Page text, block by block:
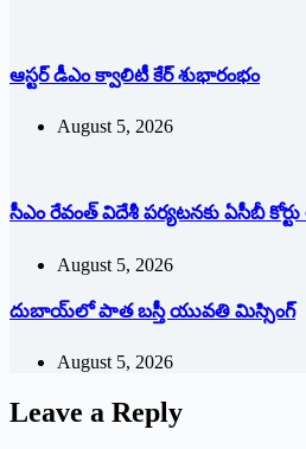
ఆస్టర్ డీఎం క్వాలిటీ కేర్ శుభారంభం
August 5, 2026
సీఎం రేవంత్ విదేశీ పర్యటనకు ఏసీబీ
August 5, 2026
దుబాయ్‌లో పాత బ‌స్తీ యువతి మిస్సింగ్
August 5, 2026
Leave a Reply